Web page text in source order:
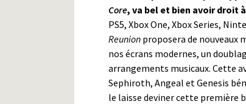
Core, va bel et bien avoir droit
PS5, Xbox One, Xbox Series,
Reunion proposera de nouveaux
nos écrans modernes, un
arrangements musicaux. Cette
Sephiroth, Angeal et Genesis
le laisse deviner cette première